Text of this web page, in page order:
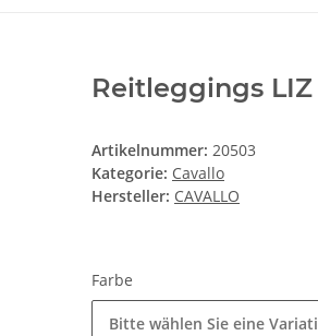
Reitleggings
Artikelnummer: 20503
Kategorie: Cavallo
Hersteller: CAVALLO
Farbe
Bitte wählen Sie eine